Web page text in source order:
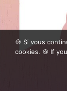
🍪 Si vous
cookies. 🍪 If